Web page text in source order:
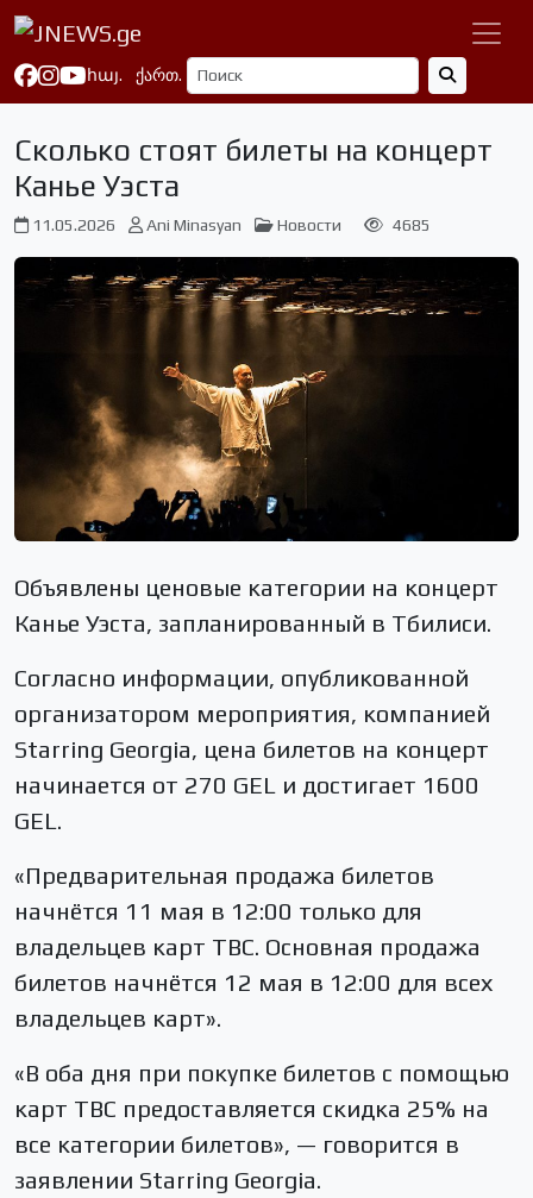
հայ. ქართ.
Сколько стоят билеты на концерт
Канье Уэста
11.05.2026 Ani Minasyan Новости 4685
Объявлены ценовые категории на концерт
Канье Уэста, запланированный в Тбилиси.
Согласно информации, опубликованной
организатором мероприятия, компанией
Starring Georgia, цена билетов на концерт
начинается от 270 GEL и достигает 1600
GEL.
«Предварительная продажа билетов
начнётся 11 мая в 12:00 только для
владельцев карт TBC. Основная продажа
билетов начнётся 12 мая в 12:00 для всех
владельцев карт».
«В оба дня при покупке билетов с помощью
карт TBC предоставляется скидка 25% на
все категории билетов», — говорится в
заявлении Starring Georgia.